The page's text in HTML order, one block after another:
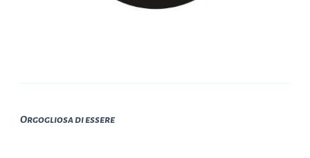
Orgogliosa di essere